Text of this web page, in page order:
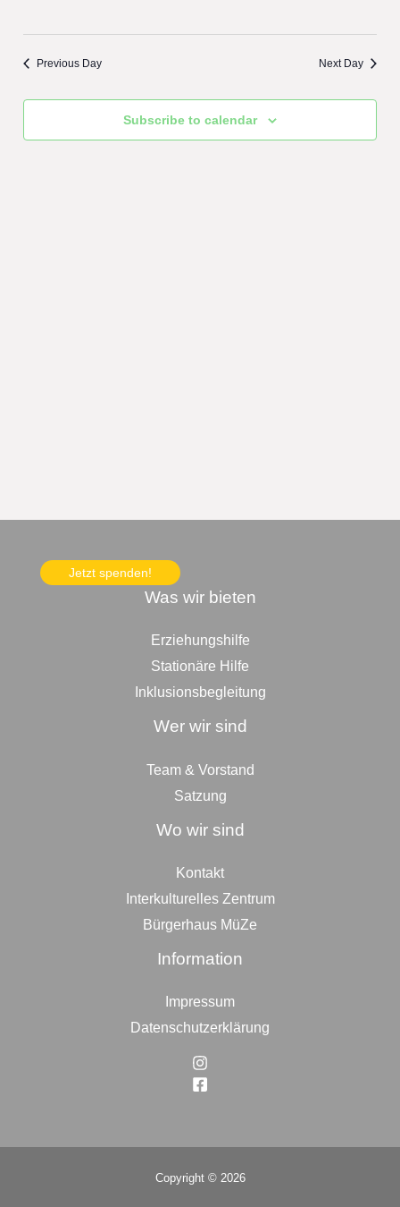
Previous Day Next Day
Subscribe to calendar
Jetzt spenden!
Was wir bieten
Erziehungshilfe
Stationäre Hilfe
Inklusionsbegleitung
Wer wir sind
Team & Vorstand
Satzung
Wo wir sind
Kontakt
Interkulturelles Zentrum
Bürgerhaus MüZe
Information
Impressum
Datenschutzerklärung
Copyright © 2026